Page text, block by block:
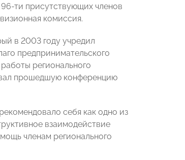
ти присутствующих членов
комиссия.
в 2003 году учредил
предпринимательского
регионального
прошедшую конференцию
себя как одно из
взаимодействие
членам регионального